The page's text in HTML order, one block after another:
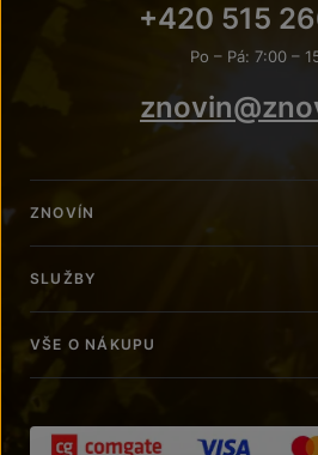
+420 515
Po – Pá: 7:00 –
ZNOVÍN
SLUŽBY
VŠE O NÁKUPU